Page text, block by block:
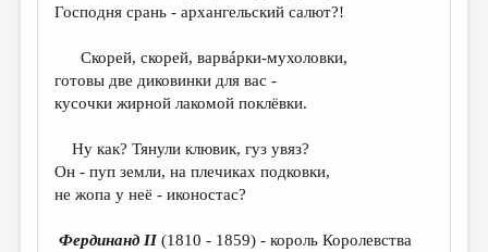
ОБЪЯВЛЕНИЯ
КОЛОНКА РЕДАКТОРА
РЕДКОЛЛЕГИЯ
МАЛАЯ ПРОЗА
ЭССЕИСТИКА
ЛИТЕРАТУРОВЕДЕНИЕ
Господня срань - архангельский салют?!
Скорей, скорей, варвáрки-мухоловки,
готовы две диковинки для вас -
кусочки жирной лакомой поклёвки.
Ну как? Тянули клювик, гуз увяз?
Он - пуп земли, на плечиках подковки,
не жопа у неё - иконостас?
Фердинанд II(1810 - 1859) - король Королевства